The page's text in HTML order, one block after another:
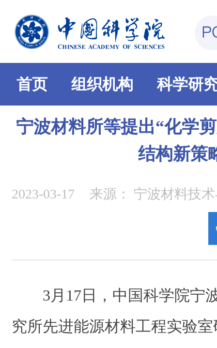
首页 组织机构 科学研
宁波材料所等提出“化学
结构新策
2023-03-17 来源： 宁波材料技
3月17日，中国科学院宁
究所先进能源材料工程实验